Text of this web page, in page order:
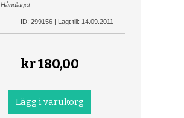
Håndlaget
ID: 299156 | Lagt till: 14.09.2011
kr180,00